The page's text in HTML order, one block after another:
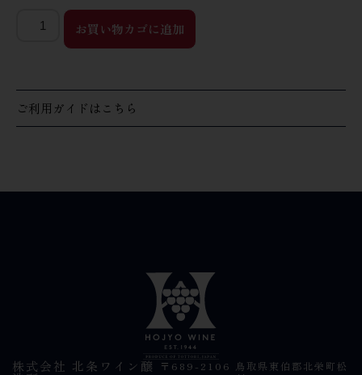
お買い物カゴに追加
ご利用ガイドはこちら
株式会社 北条ワイン醸
〒689-2106 鳥取県東伯郡北栄町松